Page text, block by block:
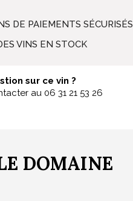
DE PAIEMENTS SÉCURISÉS
VINS EN STOCK
sur ce vin ?
au 06 31 21 53 26
DOMAINE